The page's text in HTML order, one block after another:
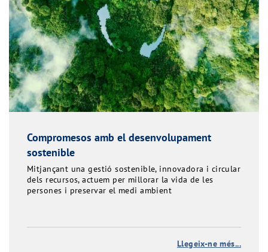
Compromesos amb el desenvolupament
sostenible
Mitjançant una gestió sostenible, innovadora i circular
dels recursos, actuem per millorar la vida de les
persones i preservar el medi ambient
Llegeix-ne més...